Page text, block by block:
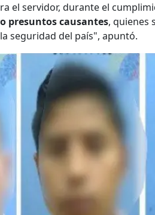
el servidor, durante el
presuntos causantes, quienes
seguridad del país", apuntó.